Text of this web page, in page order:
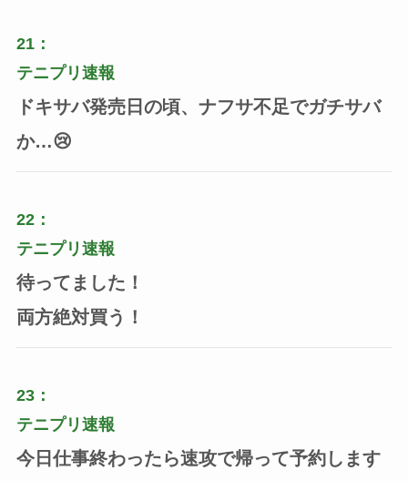
21：
テニプリ速報
ドキサバ発売日の頃、ナフサ不足でガチサバ
か…😢
22：
テニプリ速報
待ってました！
両方絶対買う！
23：
テニプリ速報
今日仕事終わったら速攻で帰って予約します